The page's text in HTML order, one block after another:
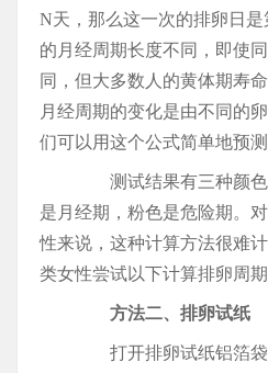
N天，那么这一次的排卵日是
的月经周期长度不同，即使
同，但大多数人的黄体期寿
月经周期的变化是由不同的
们可以用这个公式简单地预测
测试结果有三种颜色
是月经期，粉色是危险期。
性来说，这种计算方法很难
类女性尝试以下计算排卵周期
方法二、排卵试纸
打开排卵试纸铝箔袋